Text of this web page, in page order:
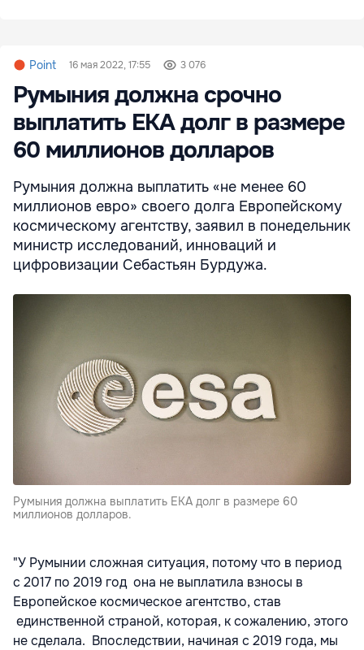
Point 16 мая 2022, 17:55 3 076
Румыния должна срочно
выплатить ЕКА долг в размере
60 миллионов долларов
Румыния должна выплатить «не менее 60
миллионов евро» своего долга Европейскому
космическому агентству, заявил в понедельник
министр исследований, инноваций и
цифровизации Себастьян Бурдужа.
Румыния должна выплатить ЕКА долг в размере 60
миллионов долларов.
"У Румынии сложная ситуация, потому что в период
с 2017 по 2019 год она не выплатила взносы в
Европейское космическое агентство, став
единственной страной, которая, к сожалению, этого
не сделала. Впоследствии, начиная с 2019 года, мы